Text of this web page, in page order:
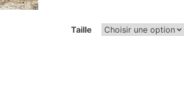
Taille
Alternative: